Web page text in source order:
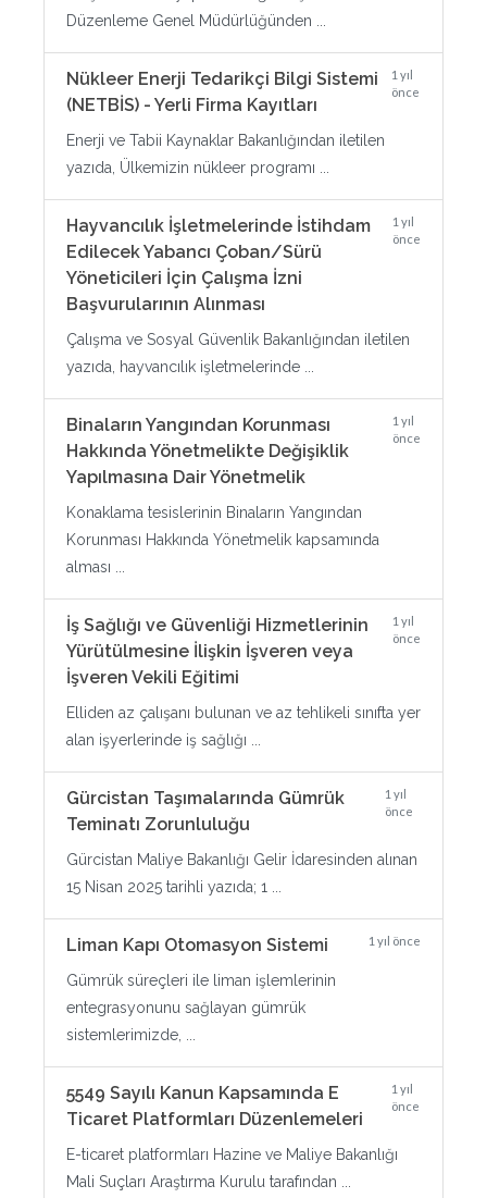
Düzenleme Genel Müdürlüğünden ...
Nükleer Enerji Tedarikçi Bilgi Sistemi
(NETBİS) - Yerli Firma Kayıtları
1 yıl
önce
Enerji ve Tabii Kaynaklar Bakanlığından iletilen
yazıda, Ülkemizin nükleer programı ...
Hayvancılık İşletmelerinde İstihdam
Edilecek Yabancı Çoban/Sürü
Yöneticileri İçin Çalışma İzni
Başvurularının Alınması
1 yıl
önce
Çalışma ve Sosyal Güvenlik Bakanlığından iletilen
yazıda, hayvancılık işletmelerinde ...
Binaların Yangından Korunması
Hakkında Yönetmelikte Değişiklik
Yapılmasına Dair Yönetmelik
1 yıl
önce
Konaklama tesislerinin Binaların Yangından
Korunması Hakkında Yönetmelik kapsamında
alması ...
İş Sağlığı ve Güvenliği Hizmetlerinin
Yürütülmesine İlişkin İşveren veya
İşveren Vekili Eğitimi
1 yıl
önce
Elliden az çalışanı bulunan ve az tehlikeli sınıfta yer
alan işyerlerinde iş sağlığı ...
Gürcistan Taşımalarında Gümrük
Teminatı Zorunluluğu
1 yıl
önce
Gürcistan Maliye Bakanlığı Gelir İdaresinden alınan
15 Nisan 2025 tarihli yazıda; 1 ...
Liman Kapı Otomasyon Sistemi 1 yıl önce
Gümrük süreçleri ile liman işlemlerinin
entegrasyonunu sağlayan gümrük
sistemlerimizde, ...
5549 Sayılı Kanun Kapsamında E
Ticaret Platformları Düzenlemeleri
1 yıl
önce
E-ticaret platformları Hazine ve Maliye Bakanlığı
Mali Suçları Araştırma Kurulu tarafından ...